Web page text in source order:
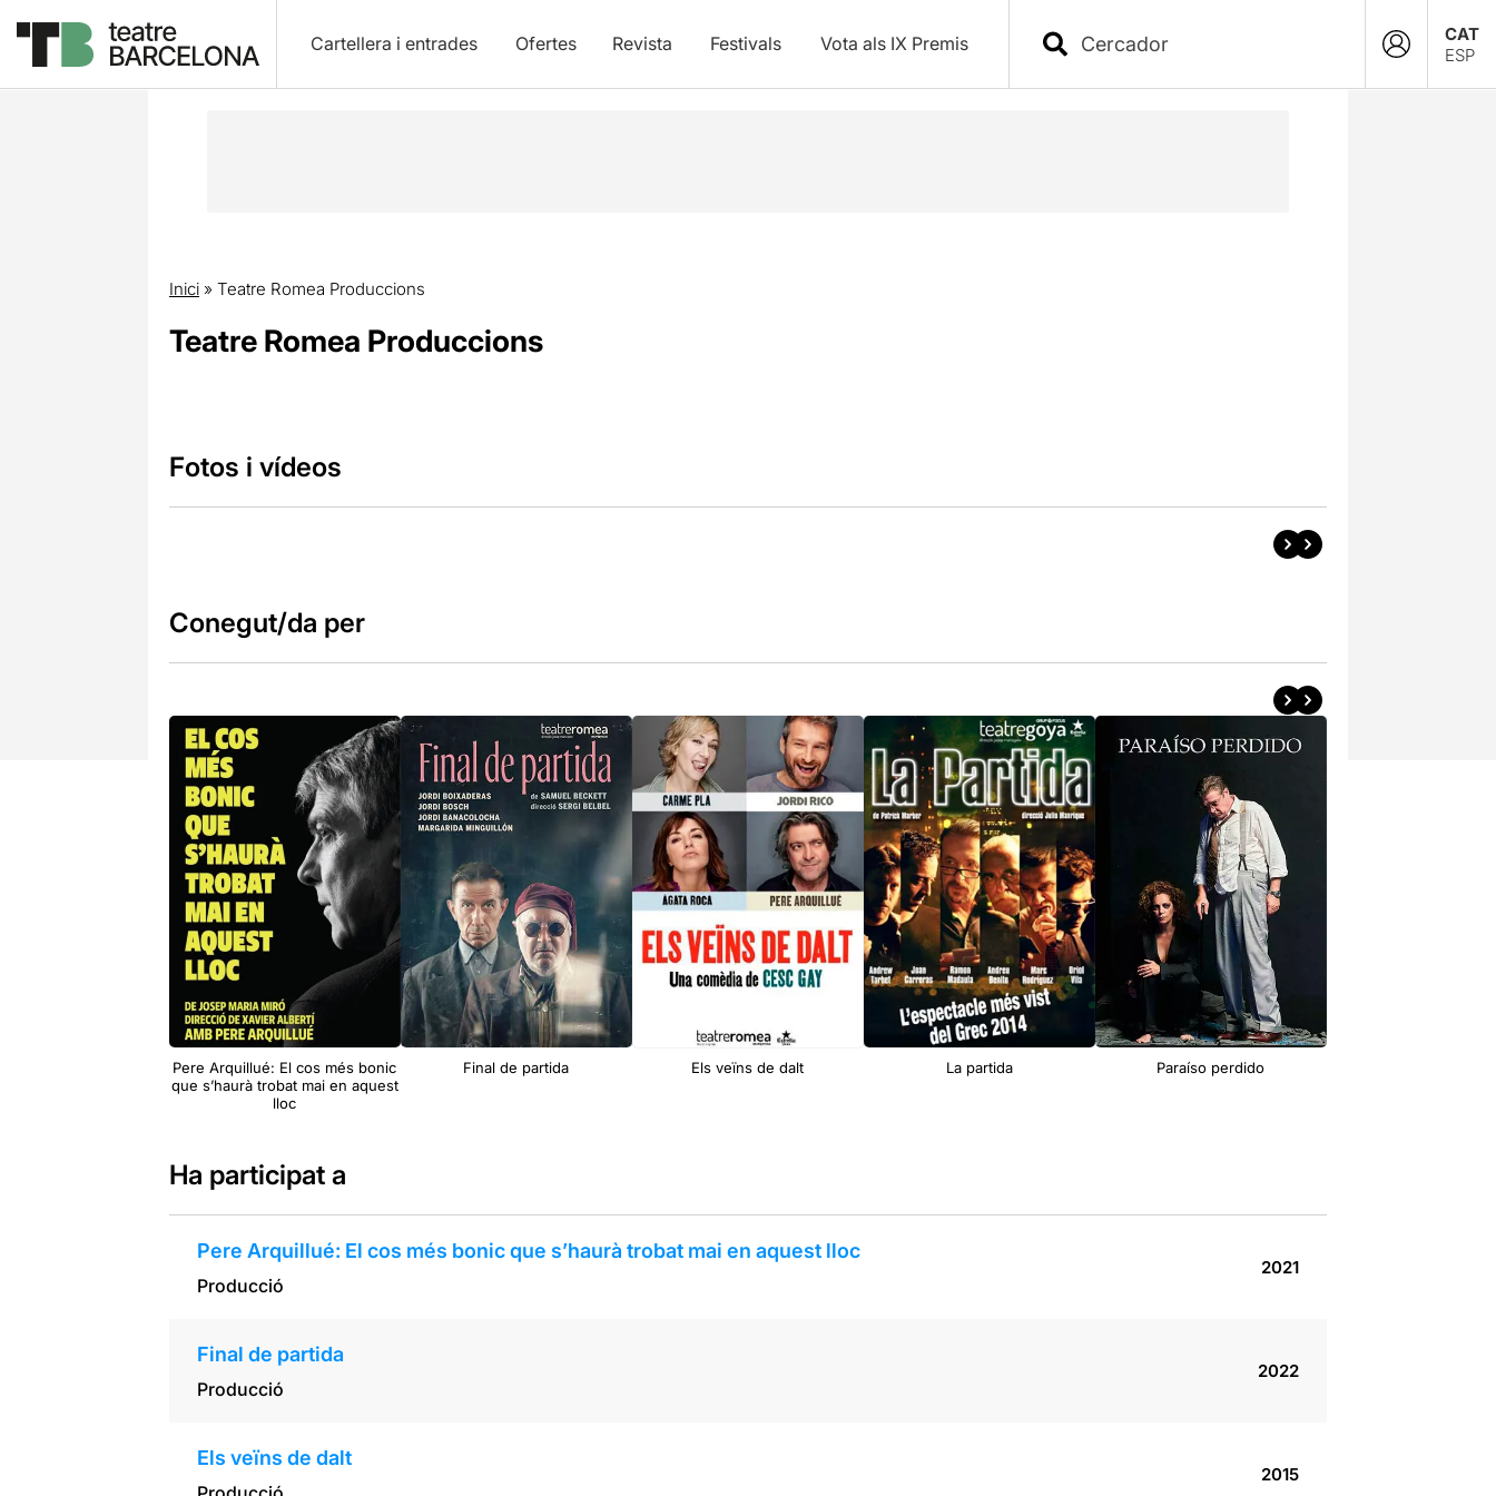
Cartellera i entrades Ofertes Revista Festivals Vota als IX Premis
CAT
ESP
Inici» Teatre Romea Produccions
Teatre Romea Produccions
Fotos i vídeos
Conegut/da per
Pere Arquillué: El cos més bonic
que s’haurà trobat mai en aquest
lloc
Final de partida Els veïns de dalt La partida Paraíso perdido
Ha participat a
Pere Arquillué: El cos més bonic que s’haurà trobat mai en aquest lloc
Producció
2021
Final de partida
Producció
2022
Els veïns de dalt
2015